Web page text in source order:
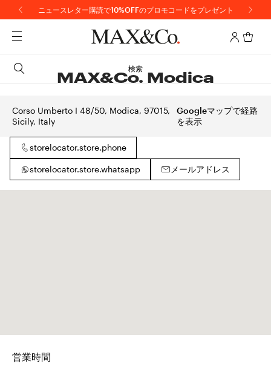
ニュースレター購読で10%OFFのプロモコードをプレゼント
検索
MAX&Co. Modica
Corso Umberto I 48/50, Modica, 97015,
Sicily, Italy
Googleマップで経路
を表示
storelocator.store.phone
storelocator.store.whatsapp メールアドレス
営業時間